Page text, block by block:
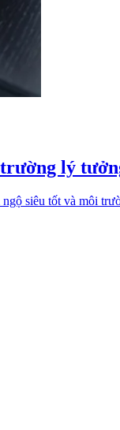
lý
siêu tốt và môi